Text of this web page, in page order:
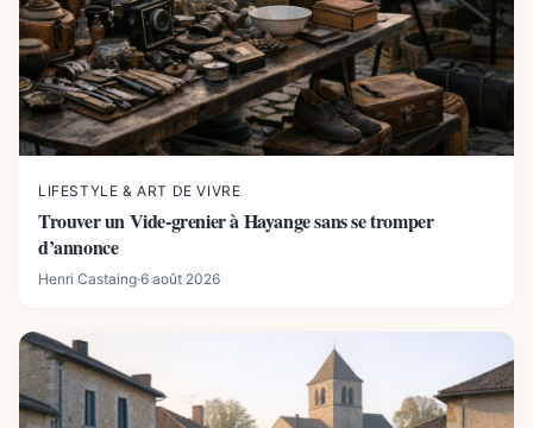
LIFESTYLE & ART DE VIVRE
Trouver un Vide-grenier à Hayange sans se tromper
d’annonce
Henri Castaing·6 août 2026